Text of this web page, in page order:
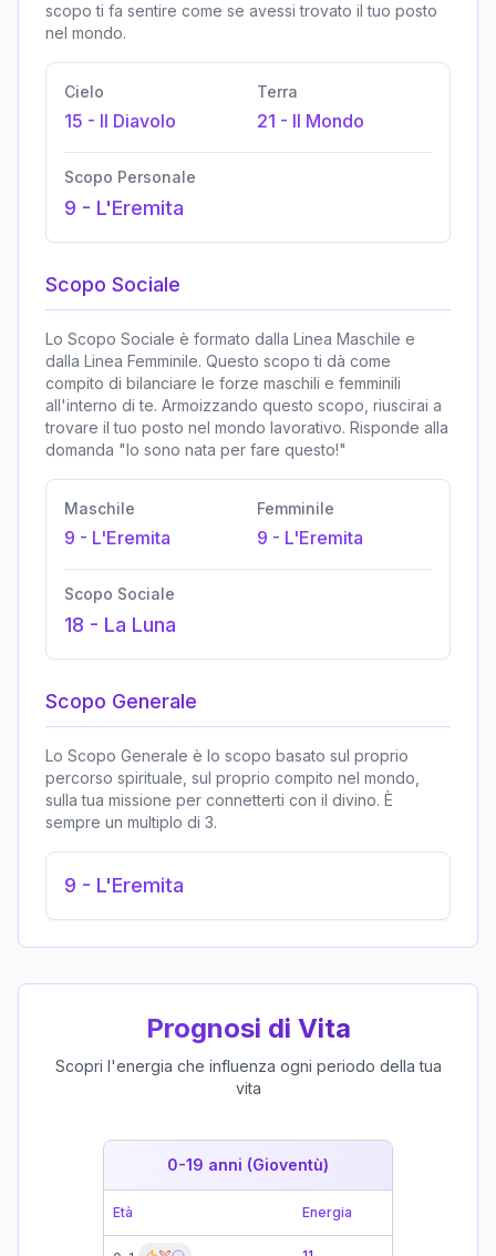
scopo ti fa sentire come se avessi trovato il tuo posto
nel mondo.
Cielo
15 - Il Diavolo
Terra
21 - Il Mondo
Scopo Personale
9 - L'Eremita
Scopo Sociale
Lo Scopo Sociale è formato dalla Linea Maschile e
dalla Linea Femminile. Questo scopo ti dà come
compito di bilanciare le forze maschili e femminili
all'interno di te. Armoizzando questo scopo, riuscirai a
trovare il tuo posto nel mondo lavorativo. Risponde alla
domanda "Io sono nata per fare questo!"
Maschile
9 - L'Eremita
Femminile
9 - L'Eremita
Scopo Sociale
18 - La Luna
Scopo Generale
Lo Scopo Generale è lo scopo basato sul proprio
percorso spirituale, sul proprio compito nel mondo,
sulla tua missione per connetterti con il divino. È
sempre un multiplo di 3.
9 - L'Eremita
Prognosi di Vita
Scopri l'energia che influenza ogni periodo della tua
vita
0-19 anni (Gioventù)
Età Energia